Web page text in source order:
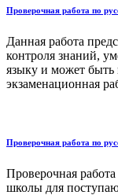
Проверочная работа по
Данная работа
контроля знаний,
языку и может быть
экзаменационная
Проверочная работа по
Проверочная
школы для